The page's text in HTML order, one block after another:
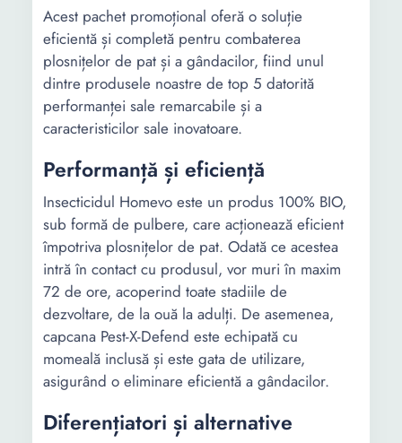
Acest pachet promoțional oferă o soluție
eficientă și completă pentru combaterea
plosnițelor de pat și a gândacilor, fiind unul
dintre produsele noastre de top 5 datorită
performanței sale remarcabile și a
caracteristicilor sale inovatoare.
Performanță și eficiență
Insecticidul Homevo este un produs 100% BIO,
sub formă de pulbere, care acționează eficient
împotriva plosnițelor de pat. Odată ce acestea
intră în contact cu produsul, vor muri în maxim
72 de ore, acoperind toate stadiile de
dezvoltare, de la ouă la adulți. De asemenea,
capcana Pest-X-Defend este echipată cu
momeală inclusă și este gata de utilizare,
asigurând o eliminare eficientă a gândacilor.
Diferențiatori și alternative